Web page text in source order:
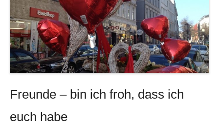
Freunde – bin ich froh, dass ich
euch habe